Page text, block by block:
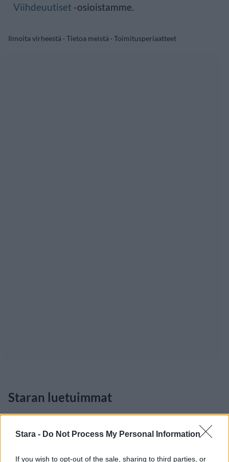
Stara - Do Not Process My Personal Information
If you wish to opt-out of the sale, sharing to third parties, or
Viihdeuutiset -osioistamme.
Ilmoita virheestä · Tietoa meistä · Toimitusperiaatteet
Staran luetuimmat